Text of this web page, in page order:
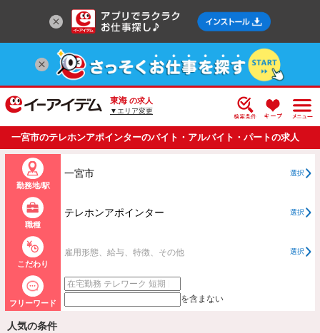
東海 の求人
▼エリア変更
一宮市のテレホンアポインターのバイト・アルバイト・パートの求人
情報一覧
勤務地/駅
一宮市 選択
職種
テレホンアポインター 選択
こだわり
雇用形態、給与、特徴、その他 選択
フリーワード を含まない
人気の条件